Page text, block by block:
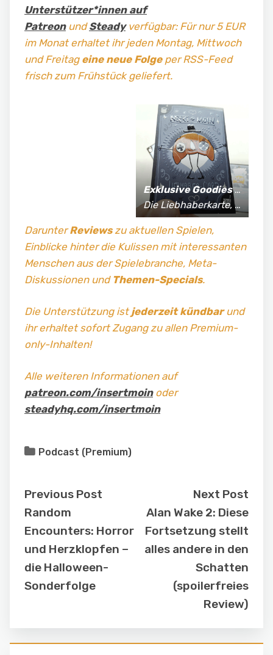
Unterstützer*innen auf
PatreonundSteadyverfügbar: Für nur 5 EUR
im Monat erhaltet ihr jeden Montag, Mittwoch
und Freitageine neue Folgeper RSS-Feed
frisch zum Frühstück geliefert.
Exklusive Goodiesfür Supporter*innen:
Die Liebhaberkarte, jährlich limitierte Fan-Shirts und vieles mehr!
DarunterReviewszu aktuellen Spielen,
Einblicke hinter die Kulissen mit interessanten
Menschen aus der Spielebranche, Meta-
Diskussionen und Themen-Specials.
Die Unterstützung istjederzeit kündbarund
ihr erhaltet sofort Zugang zu allen Premium-
only-Inhalten!
Alle weiteren Informationen auf
patreon.com/insertmoinoder
steadyhq.com/insertmoin
Podcast (Premium)
Previous Post
Random
Encounters: Horror
und Herzklopfen –
die Halloween-
Sonderfolge
Next Post
Alan Wake 2: Diese
Fortsetzung stellt
alles andere in den
Schatten
(spoilerfreies
Review)